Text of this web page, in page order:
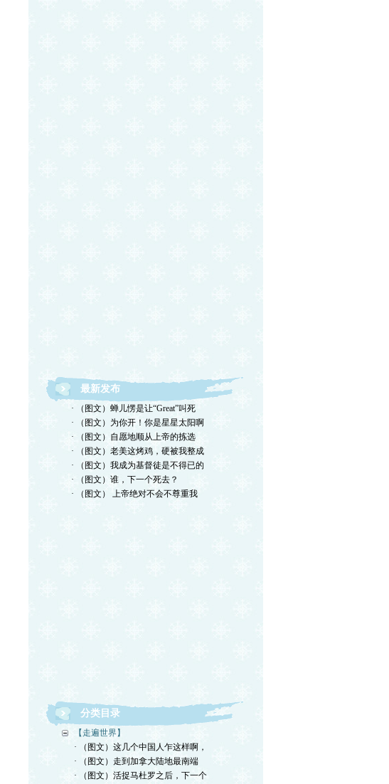
最新发布
· （图文）蝉儿愣是让“Great”叫死
· （图文）为你开！你是星星太阳啊
· （图文）自愿地顺从上帝的拣选
· （图文）老美这烤鸡，硬被我整成
· （图文）我成为基督徒是不得已的
· （图文）谁，下一个死去？
· （图文） 上帝绝对不会不尊重我
分类目录
【走遍世界】
· （图文）这几个中国人乍这样啊，
· （图文）走到加拿大陆地最南端
· （图文）活捉马杜罗之后，下一个